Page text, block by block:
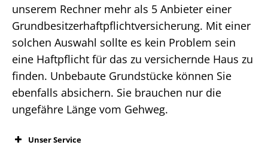
unserem Rechner mehr als 5 Anbieter einer
Grundbesitzerhaftpflichtversicherung. Mit einer
solchen Auswahl sollte es kein Problem sein
eine Haftpflicht für das zu versichernde Haus zu
finden. Unbebaute Grundstücke können Sie
ebenfalls absichern. Sie brauchen nur die
ungefähre Länge vom Gehweg.
Unser Service